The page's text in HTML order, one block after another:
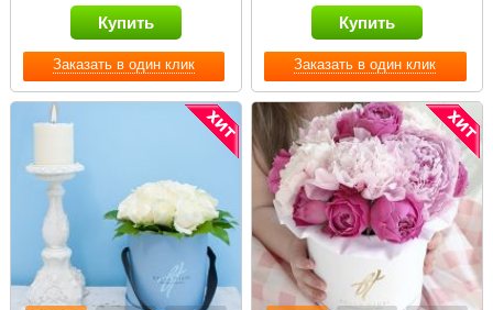
Заказать в один клик
Купить
Заказать в один клик
Купить